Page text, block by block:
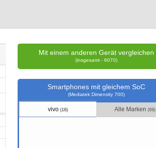
Mit einem anderen Gerät vergleichen
(insgesamt - 6070)
Smartphones mit gleichem SoC
(Mediatek Dimensity 700)
vivo (16) Alle Marken(69)